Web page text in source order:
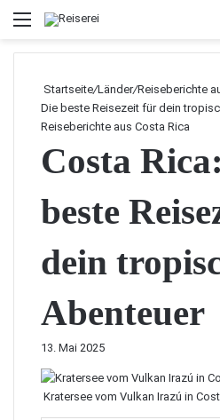
Menü
Startseite/Länder/Reiseberichte
Die beste Reisezeit für dein
Reiseberichte aus Costa Rica
Costa
beste
dein
Abenteuer
13. Mai 2025
Kratersee vom Vulkan Irazú in